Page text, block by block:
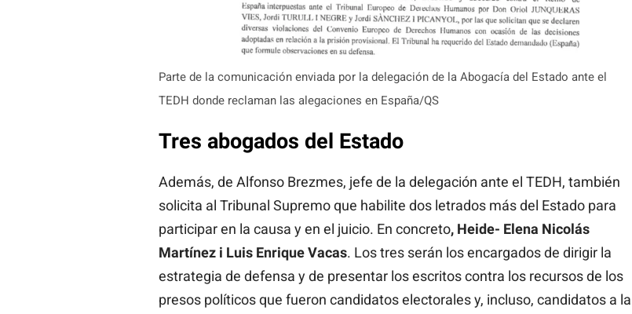
Parte de la comunicación enviada por la delegación de la Abogacía del Estado ante el
TEDH donde reclaman las alegaciones en España/QS
Tres abogados del Estado
Además, de Alfonso Brezmes, jefe de la delegación ante el TEDH, también
solicita al Tribunal Supremo que habilite dos letrados más del Estado para
participar en la causa y en el juicio. En concreto, Heide- Elena Nicolás
Martínez i Luis Enrique Vacas. Los tres serán los encargados de dirigir la
estrategia de defensa y de presentar los escritos contra los recursos de los
presos políticos que fueron candidatos electorales y, incluso, candidatos a la